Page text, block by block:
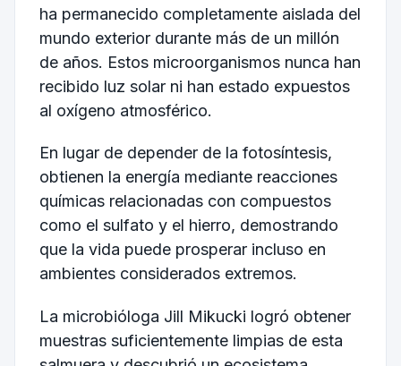
ha permanecido completamente aislada del
mundo exterior durante más de un millón
de años. Estos microorganismos nunca han
recibido luz solar ni han estado expuestos
al oxígeno atmosférico.
En lugar de depender de la fotosíntesis,
obtienen la energía mediante reacciones
químicas relacionadas con compuestos
como el sulfato y el hierro, demostrando
que la vida puede prosperar incluso en
ambientes considerados extremos.
La microbióloga Jill Mikucki logró obtener
muestras suficientemente limpias de esta